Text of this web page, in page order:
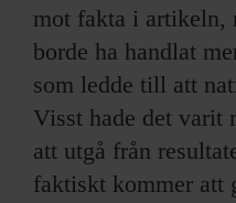
mot fakta i artikeln,
borde ha handlat
som ledde till att
Visst hade det
att utgå från
faktiskt kommer att